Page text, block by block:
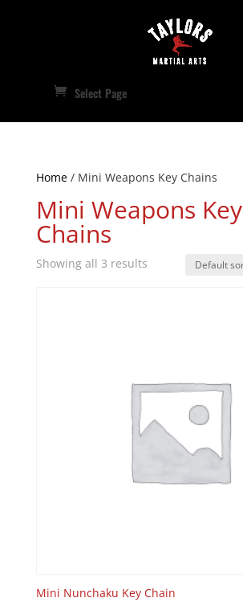
Select Page
Home/ Mini Weapons Key Chains
Mini Weapons Key
Chains
Showing all 3 results
Mini Nunchaku Key Chain